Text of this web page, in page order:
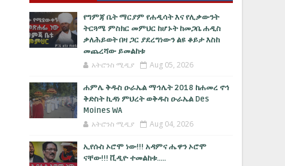
የግምጃ ቤት ማርያም የሐዲሳት እና የሊቃውንት
ትርጓሜ ምስክር መምህር ከሆኑት ከመጋቤ ሐዲስ
ቃለሕይወት በዛ ጋር ያደረግነውን ልዩ ቆይታ እስከ
መጨረሻው ይመልከቱ
አትሮንስ ሚዲያ Aug 05, 2026
ሐምሌ ቅዱስ ዑራኤል ማኅሌት 2018 ከሐመረ ኖኅ
ቅድስት ኪዳነ ምህረት ወቅዱስ ዑራኤል Des
Moines WA
አትሮንስ ሚዲያ Aug 04, 2026
ኢየሱስ ኦሮሞ ነው!!! አዳምና ሔዋን ኦሮሞ
ናቸው!!! ቪዲዮ ተመልከቱ.....